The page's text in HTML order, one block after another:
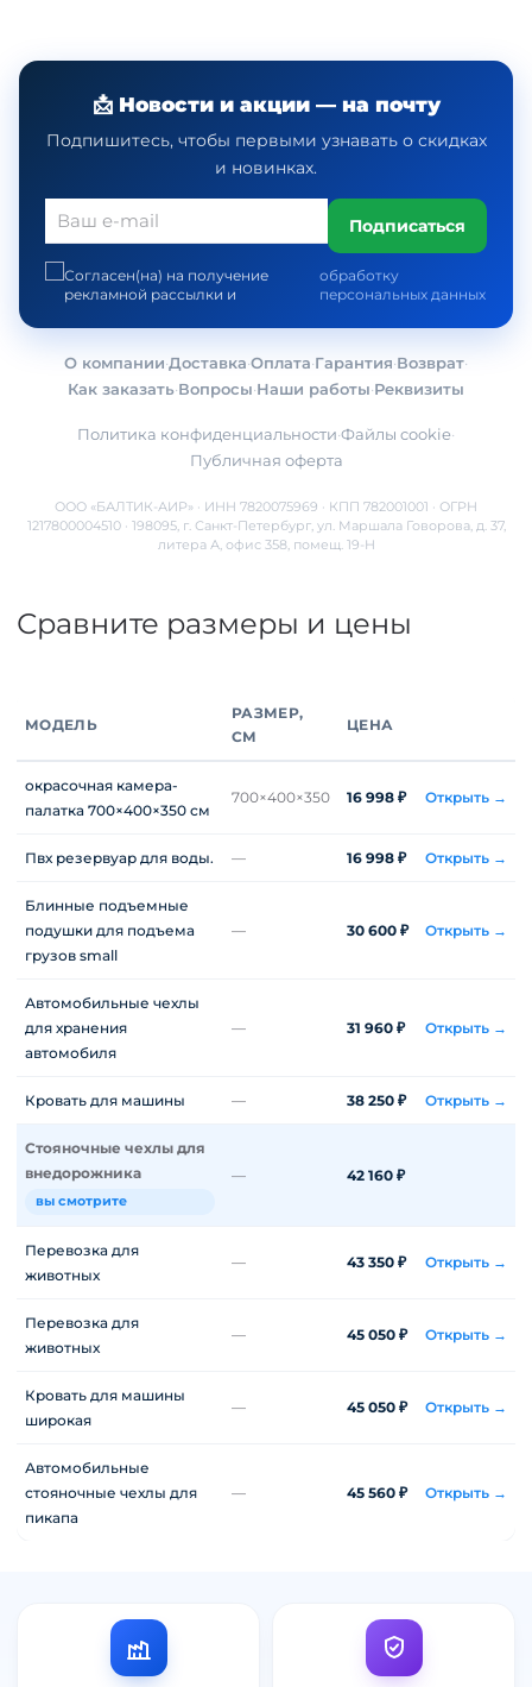
📩 Новости и акции — на почту
Подпишитесь, чтобы первыми узнавать о скидках
и новинках.
Подписаться
Согласен(на) на получение
рекламной рассылки и
обработку
персональных данных
О компании·Доставка·Оплата·Гарантия·Возврат·
Как заказать·Вопросы·Наши работы·Реквизиты
Политика конфиденциальности·Файлы cookie·
Публичная оферта
ООО «БАЛТИК-АИР» · ИНН 7820075969 · КПП 782001001 · ОГРН
1217800004510 · 198095, г. Санкт-Петербург, ул. Маршала Говорова, д. 37,
литера А, офис 358, помещ. 19-Н
Сравните размеры и цены
МОДЕЛЬ
РАЗМЕР,
СМ
ЦЕНА
окрасочная камера-
палатка 700×400×350 см
700×400×350 16 998 ₽ Открыть →
Пвх резервуар для воды. — 16 998 ₽ Открыть →
Блинные подъемные
подушки для подъема
грузов small
— 30 600 ₽ Открыть →
Автомобильные чехлы
для хранения
автомобиля
— 31 960 ₽ Открыть →
Кровать для машины — 38 250 ₽ Открыть →
Стояночные чехлы для
внедорожника
вы смотрите
— 42 160 ₽
Перевозка для
животных
— 43 350 ₽ Открыть →
Перевозка для
животных
— 45 050 ₽ Открыть →
Кровать для машины
широкая
— 45 050 ₽ Открыть →
Автомобильные
стояночные чехлы для
пикапа
— 45 560 ₽ Открыть →